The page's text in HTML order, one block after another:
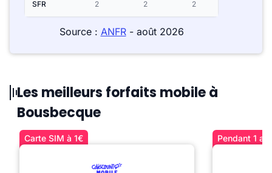
SFR 2 2 2
Source : ANFR- août 2026
Les meilleurs forfaits mobile à
Bousbecque
Carte SIM à 1€ Pendant 1